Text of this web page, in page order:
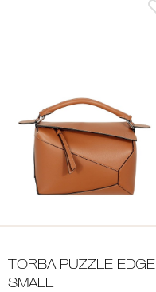
TORBA PUZZLE EDGE
SMALL